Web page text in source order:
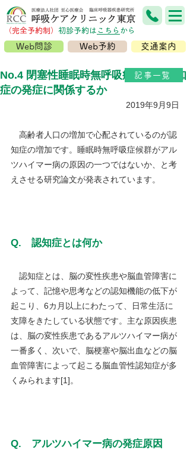
（完全予約制） ​初診予約は こちら から
Web問診 Web予約 交通案内
No.4 閉塞性睡眠時無呼吸症候群は認知
症の発症に関係するか
2019年9月9日
高齢者人口の増加で心配されているのが認
知症の増加です。睡眠時無呼吸症候群がアル
ツハイマー病の原因の一つではないか、と考
えさせる研究論文が発表されています。
Q.　認知症とは何か
認知症とは、脳の変性疾患や脳血管障害に
よって、記憶や思考などの認知機能の低下が
起こり、6カ月以上にわたって、日常生活に
支障をきたしている状態です。主な原因疾患
は、脳の変性疾患であるアルツハイマー病が
一番多く、次いで、脳梗塞や脳出血などの脳
血管障害によって起こる脳血管性認知症が多
くみられます[1]。
Q.　アルツハイマー病の発症原因
記事一覧